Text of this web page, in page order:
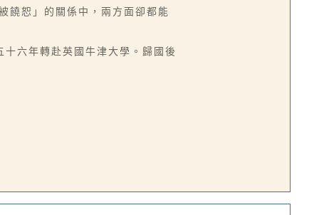
饒恕」的關係中，兩方面卻都能
六年轉赴英國牛津大學。歸國後